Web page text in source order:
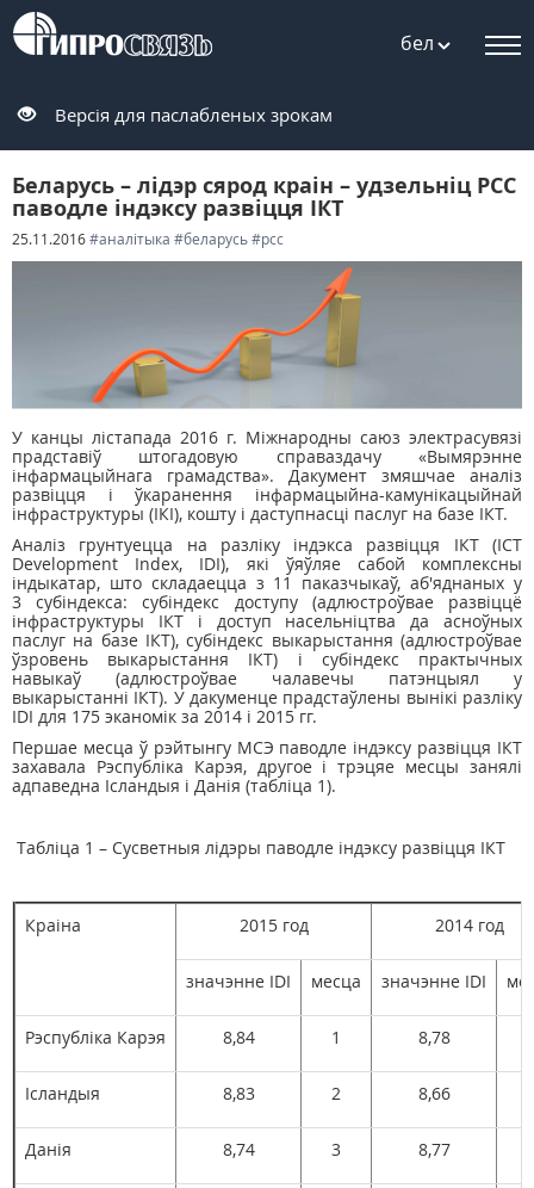
бел
Версія для паслабленых зрокам
Беларусь – лідэр сярод краін – удзельніц РСС
паводле індэксу развіцця ІКТ
25.11.2016#аналітыка #беларусь#рсс
У канцы лістапада 2016 г. Міжнародны саюз электрасувязі
прадставіў штогадовую справаздачу «Вымярэнне
інфармацыйнага грамадства». Дакумент змяшчае аналіз
развіцця і ўкаранення інфармацыйна-камунікацыйнай
інфраструктуры (ІКІ), кошту і даступнасці паслуг на базе ІКТ.
Аналіз грунтуецца на разліку індэкса развіцця ІКТ (ICT
Development Index, IDI), які ўяўляе сабой комплексны
індыкатар, што складаецца з 11 паказчыкаў, аб'яднаных у
3 субіндекса: субіндекс доступу (адлюстроўвае развіццё
інфраструктуры ІКТ і доступ насельніцтва да асноўных
паслуг на базе ІКТ), субіндекс выкарыстання (адлюстроўвае
ўзровень выкарыстання ІКТ) і субіндекс практычных
навыкаў (адлюстроўвае чалавечы патэнцыял у
выкарыстанні ІКТ). У дакуменце прадстаўлены вынікі разліку
IDI для 175 эканомік за 2014 і 2015 гг.
Першае месца ў рэйтынгу МСЭ паводле індэксу развіцця ІКТ
захавала Рэспубліка Карэя, другое і трэцяе месцы занялі
адпаведна Ісландыя і Данія (табліца 1).
Табліца 1 – Сусветныя лідэры паводле індэксу развіцця ІКТ
Краіна 2015 год 2014 год
значэнне IDI месца значэнне IDI
Рэспубліка Карэя 8,84 1 8,78
Ісландыя 8,83 2 8,66
Данія 8,74 3 8,77